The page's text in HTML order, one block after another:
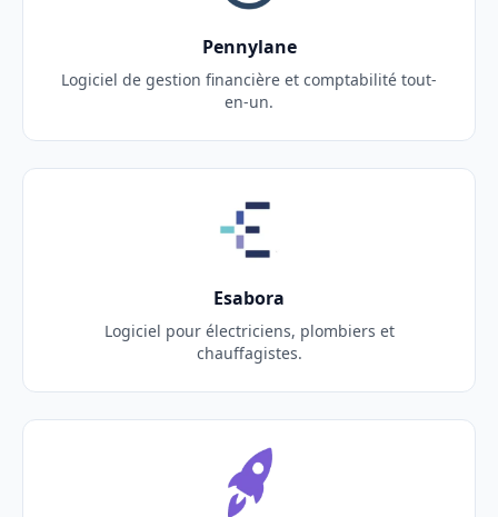
Pennylane
Logiciel de gestion financière et comptabilité tout-
en-un.
Esabora
Logiciel pour électriciens, plombiers et
chauffagistes.